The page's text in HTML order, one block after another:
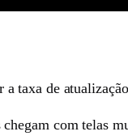
taxa de
com telas